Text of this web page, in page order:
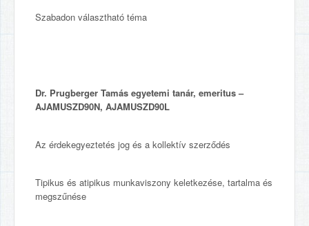
Szabadon választható téma
Dr. Prugberger Tamás egyetemi tanár, emeritus –
AJAMUSZD90N, AJAMUSZD90L
Az érdekegyeztetés jog és a kollektív szerződés
Tipikus és atipikus munkaviszony keletkezése, tartalma és
megszűnése